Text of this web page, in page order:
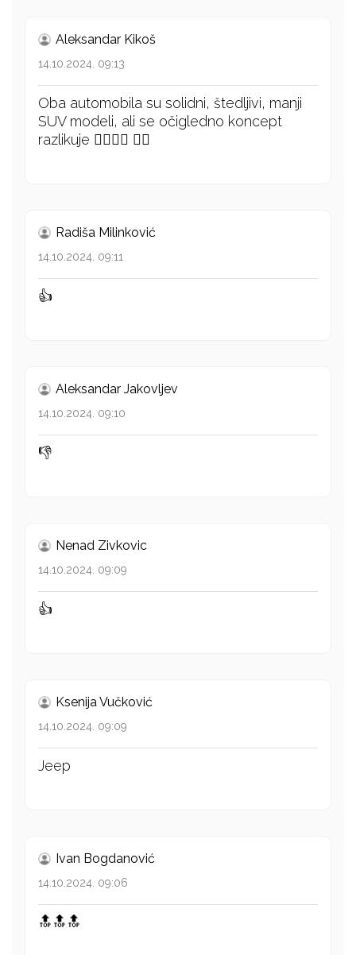
Aleksandar Kikoš
14.10.2024. 09:13
Oba automobila su solidni, štedljivi, manji
SUV modeli, ali se očigledno koncept
razlikuje 👍🏻👍🏻 👍🏻
Radiša Milinković
14.10.2024. 09:11
👍
Aleksandar Jakovljev
14.10.2024. 09:10
👎
Nenad Zivkovic
14.10.2024. 09:09
👍
Ksenija Vučković
14.10.2024. 09:09
Jeep
Ivan Bogdanović
14.10.2024. 09:06
🔝🔝🔝